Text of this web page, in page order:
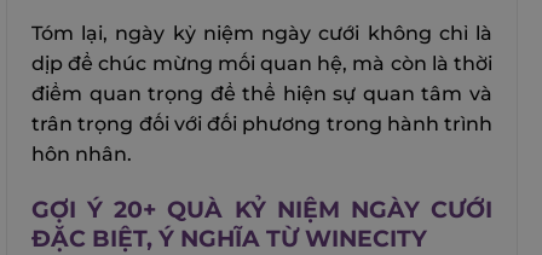
Tóm lại, ngày kỷ niệm ngày cưới không chỉ là
dịp để chúc mừng mối quan hệ, mà còn là thời
điểm quan trọng để thể hiện sự quan tâm và
trân trọng đối với đối phương trong hành trình
hôn nhân.
GỢI Ý 20+ QUÀ KỶ NIỆM NGÀY CƯỚI
ĐẶC BIỆT, Ý NGHĨA TỪ WINECITY